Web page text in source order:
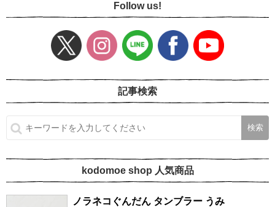
Follow us!
記事検索
kodomoe shop 人気商品
ノラネコぐんだん タンブラー うみ